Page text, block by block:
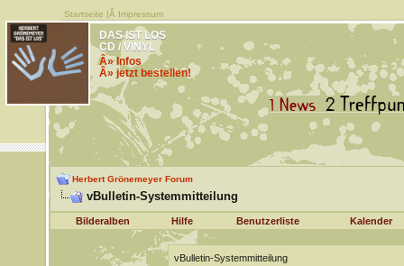
Startseite |Â Impressum
DAS IST LOS
CD / VINYL
Â» Infos
Â» jetzt bestellen!
Herbert Grönemeyer Forum
vBulletin-Systemmitteilung
Bilderalben Hilfe Benutzerliste Kalender
vBulletin-Systemmitteilung